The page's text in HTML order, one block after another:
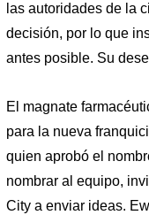
las autoridades de la
decisión, por lo que
antes posible. Su
El magnate
para la nueva
quien aprobó el
nombrar al equipo,
City a enviar ideas.